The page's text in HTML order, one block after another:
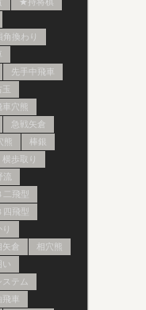
角換わり
先手中飛車
車穴熊
急戦矢倉
熊
棒銀
横歩取り
流
二飛型
四飛型
矢倉
相穴熊
い
ステム
飛車